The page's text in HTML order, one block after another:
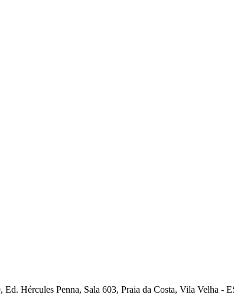
Ed. Hércules Penna, Sala 603, Praia da Costa, Vila Velha -